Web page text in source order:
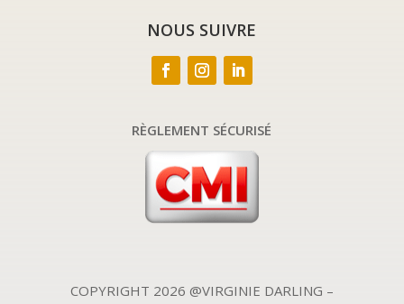
NOUS SUIVRE
RÈGLEMENT SÉCURISÉ
COPYRIGHT 2026 @VIRGINIE DARLING –